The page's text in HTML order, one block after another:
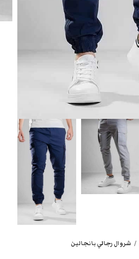
شروال رجالي بانجالين